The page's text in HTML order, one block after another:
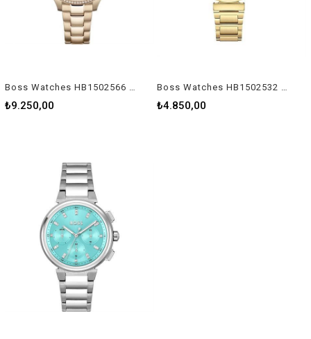
Boss Watches HB1502566 Kadın Kol Saati
₺9.250,00
Boss Watches HB1502532 Kadın Kol Saati
₺4.850,00